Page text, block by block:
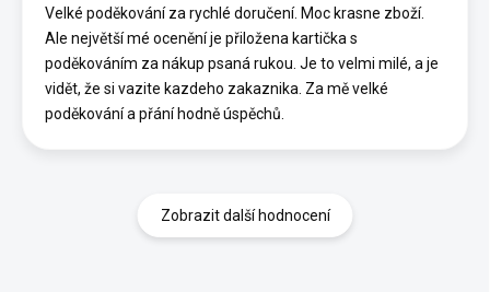
Velké poděkování za rychlé doručení. Moc krasne zboží.
Ale největší mé ocenění je přiložena kartička s
poděkováním za nákup psaná rukou. Je to velmi milé, a je
vidět, že si vazite kazdeho zakaznika. Za mě velké
poděkování a přání hodně úspěchů.
Zobrazit další hodnocení